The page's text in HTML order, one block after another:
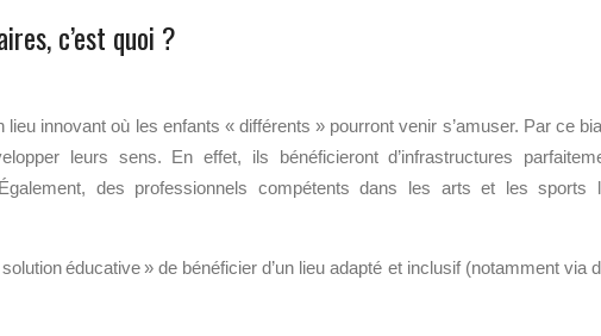
c’est quoi ?
lieu innovant où les enfants « différents » pourront venir s’amuser. Par ce
leurs sens. En effet, ils bénéficieront d’infrastructures
des professionnels compétents dans les arts et les sports
éducative » de bénéficier d’un lieu adapté et inclusif (notamment via